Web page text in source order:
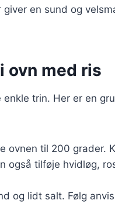
en sund og
ovn med ris
trin. Her er en
ovnen til 200 grader.
også tilføje hvidløg,
og lidt salt. Følg